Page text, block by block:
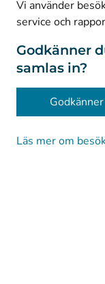
Vi använder
service och
Godkänner
samlas in?
Godkänner
Läs mer om
Dataskydd
Om webbplatsen
Tillgänglighet
Kakor